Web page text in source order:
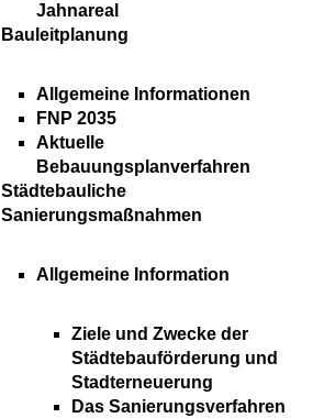
Jahnareal
Bauleitplanung
Allgemeine Informationen
FNP 2035
Aktuelle
Bebauungsplanverfahren
Städtebauliche
Sanierungsmaßnahmen
Allgemeine Information
Ziele und Zwecke der
Städtebauförderung und
Stadterneuerung
Das Sanierungsverfahren